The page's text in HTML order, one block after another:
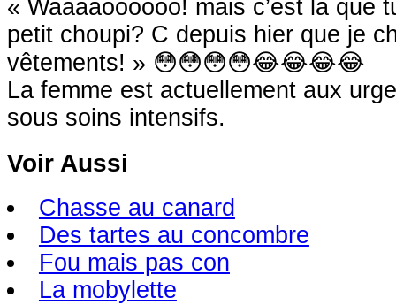
« Waaaaoooooo! mais c’est là que
petit choupi? C depuis hier que je
vêtements! » 😳😳😳😳😂😂😂😂
La femme est actuellement aux
sous soins intensifs.
Voir Aussi
Chasse au canard
Des tartes au concombre
Fou mais pas con
La mobylette